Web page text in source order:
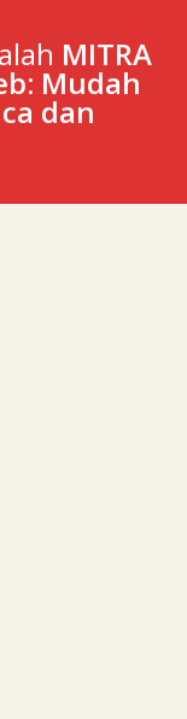
MITRA
Mudah
dan